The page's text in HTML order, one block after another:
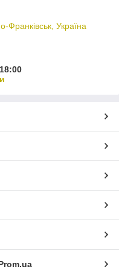
Франківськ, Україна